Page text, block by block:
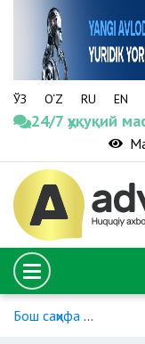
ЎЗ O‘Z RU EN
24/7 ҳуқуқий
Бош саҳифа